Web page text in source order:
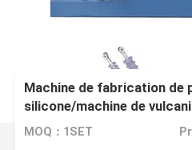
Machine de fabrication de
silicone/machine de
tonnes pour isolant en
MOQ：1SET